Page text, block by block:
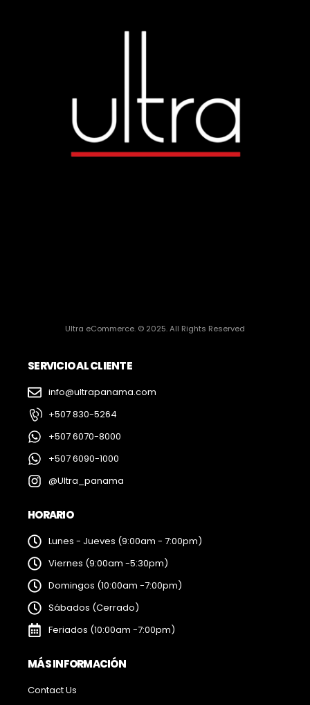
Ultra eCommerce. © 2025. All Rights Reserved
SERVICIO AL CLIENTE
info@ultrapanama.com
+507 830-5264
+507 6070-8000
+507 6090-1000
@Ultra_panama
HORARIO
Lunes - Jueves (9:00am - 7:00pm)
Viernes (9:00am -5:30pm)
Domingos (10:00am -7:00pm)
Sábados (Cerrado)
Feriados (10:00am -7:00pm)
MÁS INFORMACIÓN
Contact Us